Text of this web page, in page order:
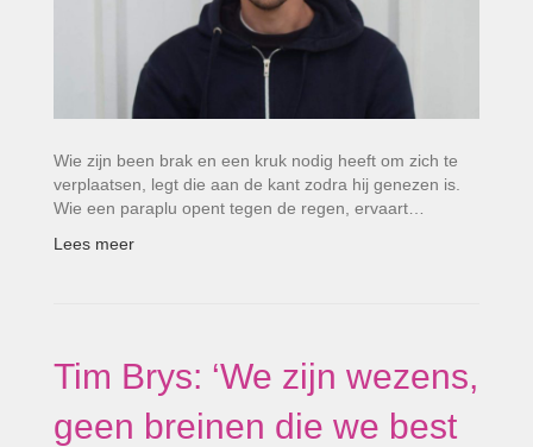
Wie zijn been brak en een kruk nodig heeft om zich te
verplaatsen, legt die aan de kant zodra hij genezen is.
Wie een paraplu opent tegen de regen, ervaart…
Lees meer
Tim Brys: ‘We zijn wezens,
geen breinen die we best